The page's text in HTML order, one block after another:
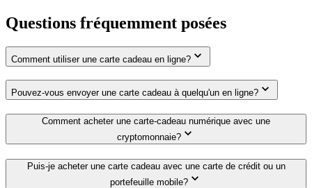
Questions fréquemment posées
Comment utiliser une carte cadeau en ligne?
Pouvez-vous envoyer une carte cadeau à quelqu'un en ligne?
Comment acheter une carte-cadeau numérique avec une
cryptomonnaie?
Puis-je acheter une carte cadeau avec une carte de crédit ou un
portefeuille mobile?